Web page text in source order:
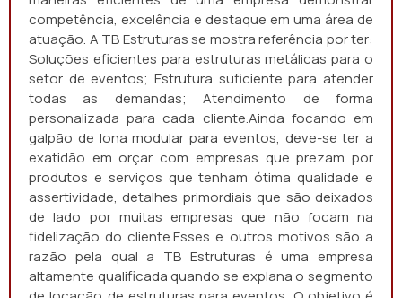
competência, excelência e destaque em uma área de
atuação. A TB Estruturas se mostra referência por ter:
Soluções eficientes para estruturas metálicas para o
setor de eventos; Estrutura suficiente para atender
todas as demandas; Atendimento de forma
personalizada para cada cliente.Ainda focando em
galpão de lona modular para eventos, deve-se ter a
exatidão em orçar com empresas que prezam por
produtos e serviços que tenham ótima qualidade e
assertividade, detalhes primordiais que são deixados
de lado por muitas empresas que não focam na
fidelização do cliente.Esses e outros motivos são a
razão pela qual a TB Estruturas é uma empresa
altamente qualificada quando se explana o segmento